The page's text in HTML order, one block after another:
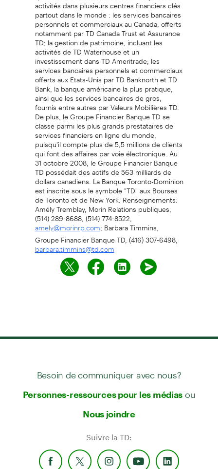
partout dans le monde : les services bancaires
personnels et commerciaux au Canada, offerts
notamment par TD Canada Trust et Assurance
TD; la gestion de patrimoine, incluant les
activités de TD Waterhouse et un
investissement dans TD Ameritrade; les
services bancaires personnels et commerciaux
offerts aux Etats-Unis par TD Banknorth et TD
Bank, la banque américaine la plus pratique,
ainsi que les services bancaires de gros,
fournis entre autres par Valeurs Mobilières TD.
De plus, le Groupe Financier Banque TD se
classe parmi les plus grands prestataires de
services financiers en ligne du monde,
puisqu'il compte plus de 5,5 millions de clients
qui font des affaires par voie électronique. Au
31 octobre 2008, le Groupe Financier Banque
TD possédait des actifs de 563 milliards de
dollars canadiens. La Banque Toronto-Dominion
est inscrite sous le symbole "TD" aux Bourses
de Toronto et de New York. Renseignements:
Amély Tremblay, Morin Relations publiques,
(514) 289-8688, (514) 774-8522,
amely@morinrp.com; Barbara Timmins,
Groupe Financier Banque TD, (416) 307-6498,
barbara.timmins@td.com
Besoin de communiquer avec nous?
Personnes-ressources pour les médias ou
Nous joindre
Suivre la TD: